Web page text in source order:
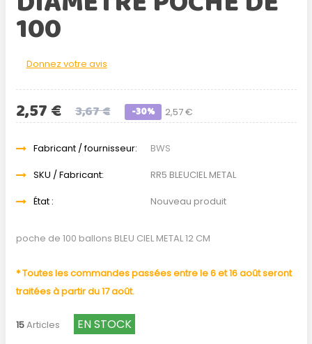
100
Donnez votre avis
2,57 €
2,57 € 3,67 € -30%
Fabricant / fournisseur:
BWS
SKU / Fabricant:
RR5 BLEUCIEL METAL
État :
Nouveau produit
poche de 100 ballons BLEU CIEL METAL 12 CM
* Toutes les commandes passées entre le 6 et 16 août seront
traitées à partir du 17 août.
15Articles EN STOCK